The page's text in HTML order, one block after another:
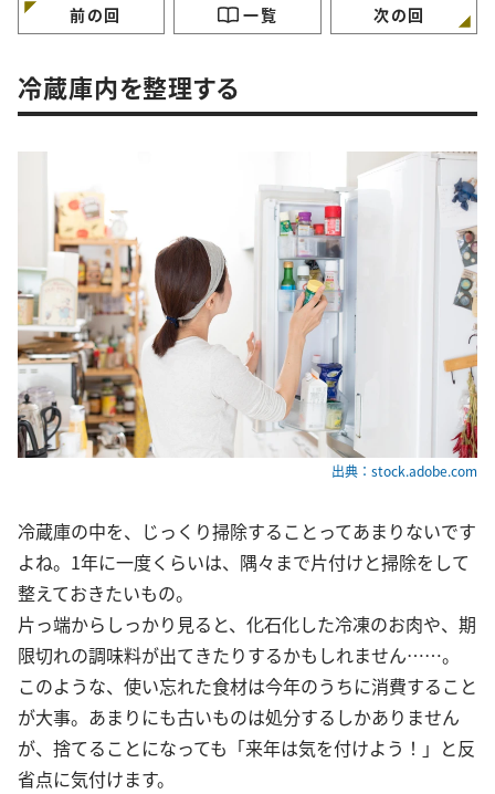
前の回 一覧 次の回
冷蔵庫内を整理する
出典：stock.adobe.com
冷蔵庫の中を、じっくり掃除することってあまりないです
よね。1年に一度くらいは、隅々まで片付けと掃除をして
整えておきたいもの。
片っ端からしっかり見ると、化石化した冷凍のお肉や、期
限切れの調味料が出てきたりするかもしれません……。
このような、使い忘れた食材は今年のうちに消費すること
が大事。あまりにも古いものは処分するしかありません
が、捨てることになっても「来年は気を付けよう！」と反
省点に気付けます。